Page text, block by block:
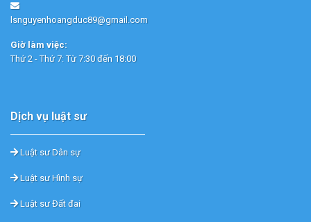
lsnguyenhoangduc89@gmail.com
Giờ làm việc:
Thứ 2 - Thứ 7: Từ 7:30 đến 18:00
Dịch vụ luật sư
Luật sư Dân sự
Luật sư Hình sự
Luật sư Đất đai